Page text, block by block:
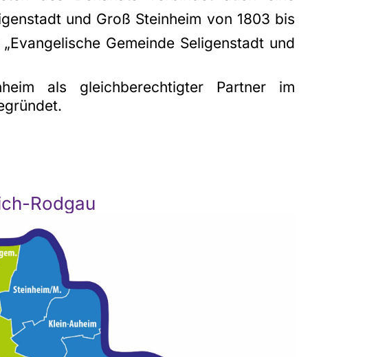
und Groß Steinheim von 1803 bis
Gemeinde Seligenstadt und
als gleichberechtigter Partner im
Rodgau